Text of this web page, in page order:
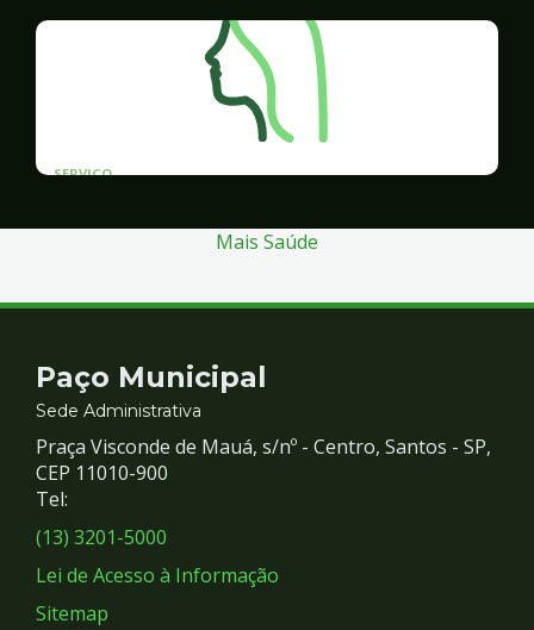
SERVICO
Mais Saúde
Contato
e
Redes
Sociais
Paço Municipal
Sede Administrativa
Praça Visconde de Mauá, s/nº - Centro, Santos - SP,
CEP 11010-900
Tel:
(13) 3201-5000
Lei de Acesso à Informação
Sitemap